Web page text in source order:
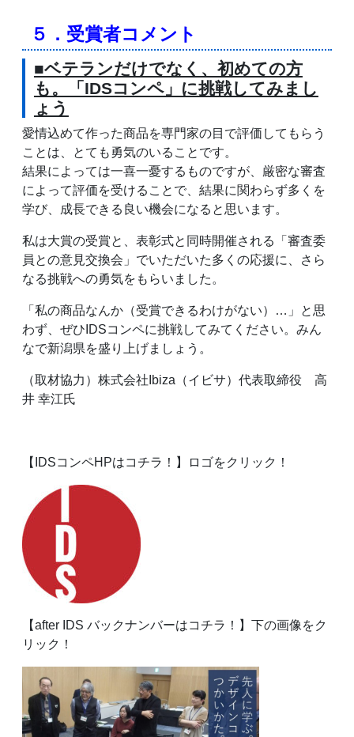
５．受賞者コメント
■ベテランだけでなく、初めての方
も。「IDSコンペ」に挑戦してみまし
ょう
愛情込めて作った商品を専門家の目で評価してもらう
ことは、とても勇気のいることです。
結果によっては一喜一憂するものですが、厳密な審査
によって評価を受けることで、結果に関わらず多くを
学び、成長できる良い機会になると思います。
私は大賞の受賞と、表彰式と同時開催される「審査委
員との意見交換会」でいただいた多くの応援に、さら
なる挑戦への勇気をもらいました。
「私の商品なんか（受賞できるわけがない）…」と思
わず、ぜひIDSコンペに挑戦してみてください。みん
なで新潟県を盛り上げましょう。
（取材協力）株式会社Ibiza（イビサ）代表取締役 高
井 幸江氏
【IDSコンペHPはコチラ！】ロゴをクリック！
【after IDS バックナンバーはコチラ！】下の画像をク
リック！